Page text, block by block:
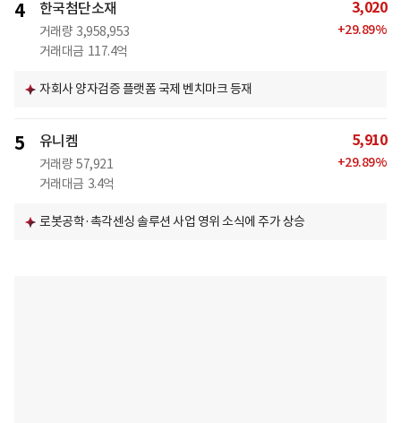
4 한국첨단소재
거래량 3,958,953
거래대금 117.4억
3,020
+29.89%
자회사 양자검증 플랫폼 국제 벤치마크 등재
5 유니켐
거래량 57,921
거래대금 3.4억
5,910
+29.89%
로봇공학·촉각센싱 솔루션 사업 영위 소식에 주가 상승